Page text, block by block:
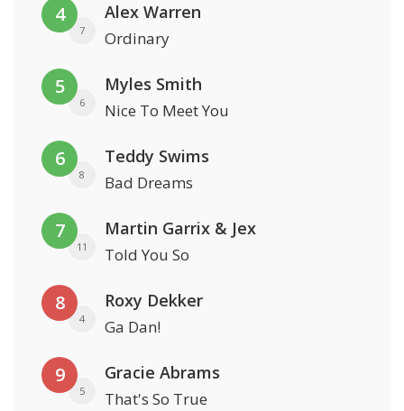
4
7
Alex Warren
Ordinary
5
6
Myles Smith
Nice To Meet You
6
8
Teddy Swims
Bad Dreams
7
11
Martin Garrix & Jex
Told You So
8
4
Roxy Dekker
Ga Dan!
9
5
Gracie Abrams
That's So True